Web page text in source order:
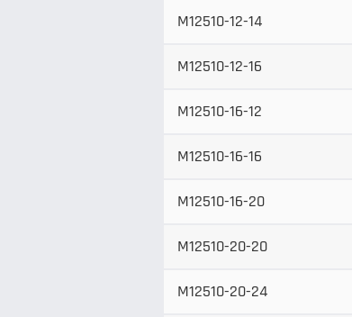
M12510-12-14
M12510-12-16
M12510-16-12
M12510-16-16
M12510-16-20
M12510-20-20
M12510-20-24